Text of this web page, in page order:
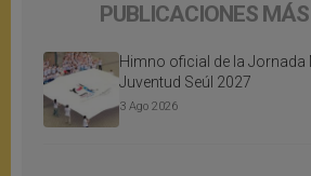
PUBLICACIONES
Himno oficial de la Jornada
Juventud Seúl 2027
3 Ago 2026